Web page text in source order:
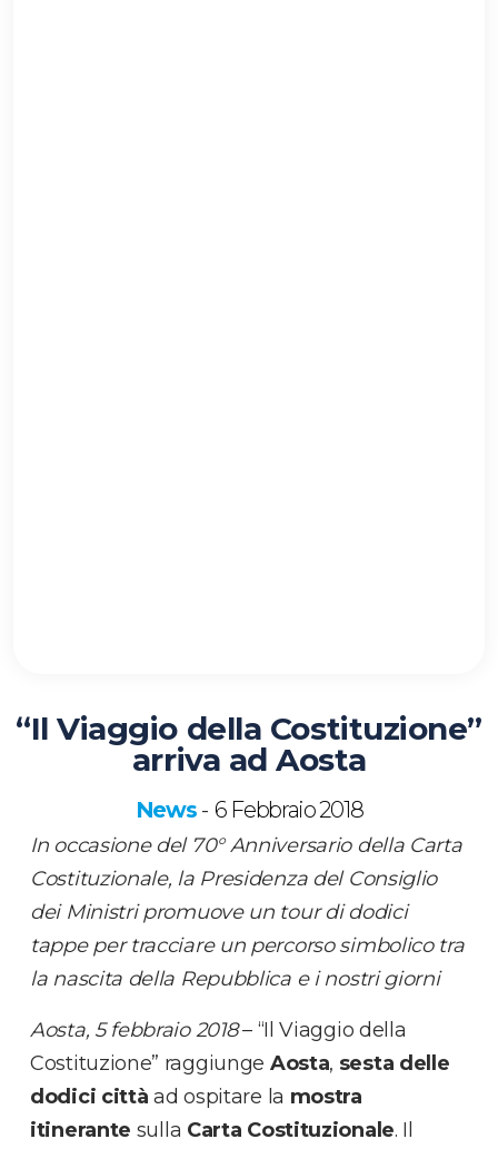
“Il Viaggio della Costituzione”
arriva ad Aosta
News - 6 Febbraio 2018
In occasione del 70° Anniversario della Carta
Costituzionale, la Presidenza del Consiglio
dei Ministri promuove un tour di dodici
tappe per tracciare un percorso simbolico tra
la nascita della Repubblica e i nostri giorni
Aosta, 5 febbraio 2018– “Il Viaggio della
Costituzione” raggiunge Aosta, sesta delle
dodici città ad ospitare la mostra
itinerante sulla Carta Costituzionale. Il